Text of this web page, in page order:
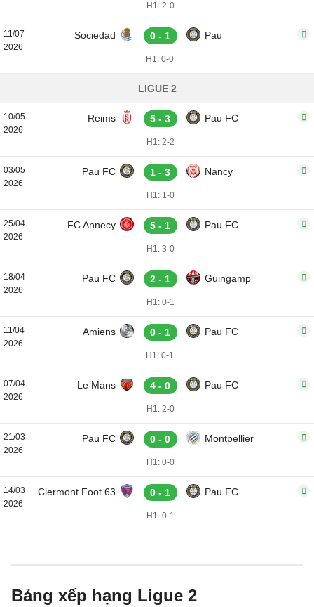
H1: 2-0
11/07
2026
Sociedad 0 - 1 Pau
H1: 0-0
LIGUE 2
10/05
2026
Reims 5 - 3 Pau FC
H1: 2-2
03/05
2026
Pau FC 1 - 3 Nancy
H1: 1-0
25/04
2026
FC Annecy 5 - 1 Pau FC
H1: 3-0
18/04
2026
Pau FC 2 - 1 Guingamp
H1: 0-1
11/04
2026
Amiens 0 - 1 Pau FC
H1: 0-1
07/04
2026
Le Mans 4 - 0 Pau FC
H1: 2-0
21/03
2026
Pau FC 0 - 0 Montpellier
H1: 0-0
14/03
2026
Clermont Foot 63 0 - 1 Pau FC
H1: 0-1
Bảng xếp hạng Ligue 2